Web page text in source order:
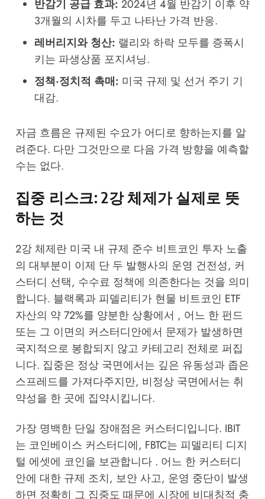
반감기 공급 효과: 2024년 4월 반감기 이후 약
3개월의 시차를 두고 나타난 가격 반응.
레버리지와 청산: 랠리와 하락 모두를 증폭시
키는 파생상품 포지셔닝.
정책·정치적 촉매: 미국 규제 및 선거 주기 기
대감.
자금 흐름은 규제된 수요가 어디로 향하는지를 알
려준다. 다만 그것만으로 다음 가격 방향을 예측할
수는 없다.
집중 리스크: 2강 체제가 실제로 뜻
하는 것
2강 체제란 미국 내 규제 준수 비트코인 투자 노출
의 대부분이 이제 단 두 발행사의 운영 건전성, 커
스터디 선택, 수수료 정책에 의존한다는 것을 의미
합니다. 블랙록과 피델리티가 현물 비트코인 ETF
자산의 약 72%를 양분한 상황에서 , 어느 한 펀드
또는 그 이면의 커스터디안에서 문제가 발생하면
국지적으로 봉합되지 않고 카테고리 전체로 퍼집
니다. 집중은 정상 국면에서는 깊은 유동성과 좁은
스프레드를 가져다주지만, 비정상 국면에서는 취
약성을 한 곳에 집약시킵니다.
가장 명백한 단일 장애점은 커스터디입니다. IBIT
는 코인베이스 커스터디에, FBTC는 피델리티 디지
털 에셋에 코인을 보관합니다 . 어느 한 커스터디
안에 대한 규제 조치, 보안 사고, 운영 중단이 발생
하면 정확히 그 집중도 때문에 시장에 비대칭적 충